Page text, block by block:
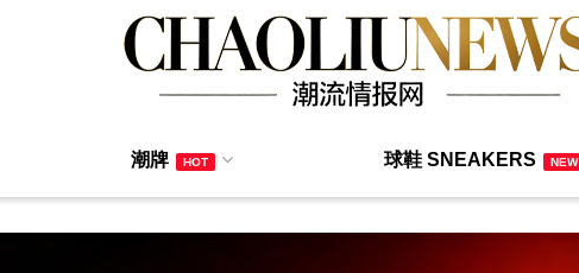
潮牌 HOT 球鞋 SNEAKERS NEW